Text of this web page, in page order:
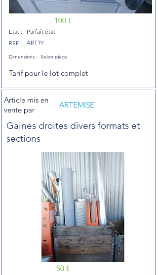
100 €
Etat : Parfait état
REF : ART19
Dimensions : Selon pièce
Tarif pour le lot complet
Article mis en
vente par
ARTEMISE
Gaines droites divers formats et
sections
50 €